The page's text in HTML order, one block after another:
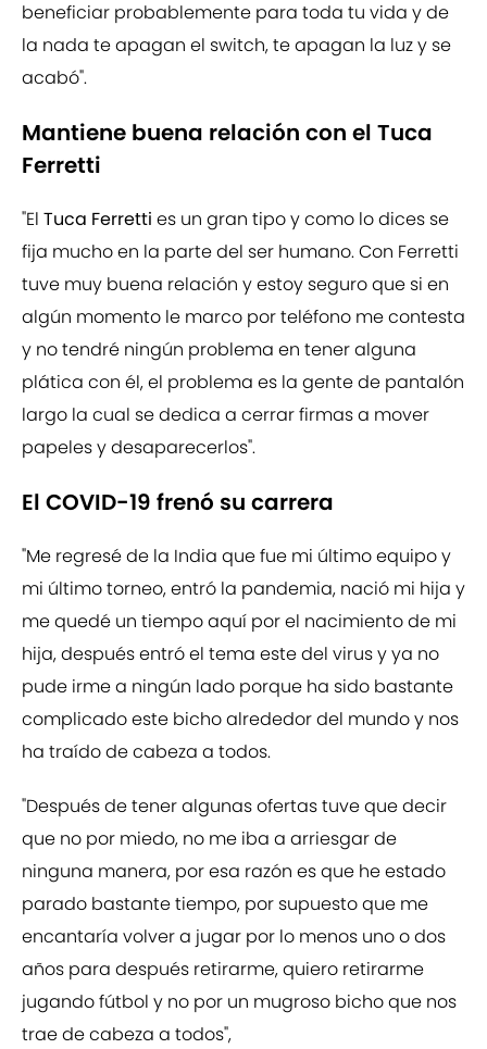
beneficiar probablemente para toda tu vida y de
la nada te apagan el switch, te apagan la luz y se
acabó".
Mantiene buena relación con el Tuca
Ferretti
"El Tuca Ferretti es un gran tipo y como lo dices se
fija mucho en la parte del ser humano. Con Ferretti
tuve muy buena relación y estoy seguro que si en
algún momento le marco por teléfono me contesta
y no tendré ningún problema en tener alguna
plática con él, el problema es la gente de pantalón
largo la cual se dedica a cerrar firmas a mover
papeles y desaparecerlos".
El COVID-19 frenó su carrera
"Me regresé de la India que fue mi último equipo y
mi último torneo, entró la pandemia, nació mi hija y
me quedé un tiempo aquí por el nacimiento de mi
hija, después entró el tema este del virus y ya no
pude irme a ningún lado porque ha sido bastante
complicado este bicho alrededor del mundo y nos
ha traído de cabeza a todos.
"Después de tener algunas ofertas tuve que decir
que no por miedo, no me iba a arriesgar de
ninguna manera, por esa razón es que he estado
parado bastante tiempo, por supuesto que me
encantaría volver a jugar por lo menos uno o dos
años para después retirarme, quiero retirarme
jugando fútbol y no por un mugroso bicho que nos
trae de cabeza a todos",